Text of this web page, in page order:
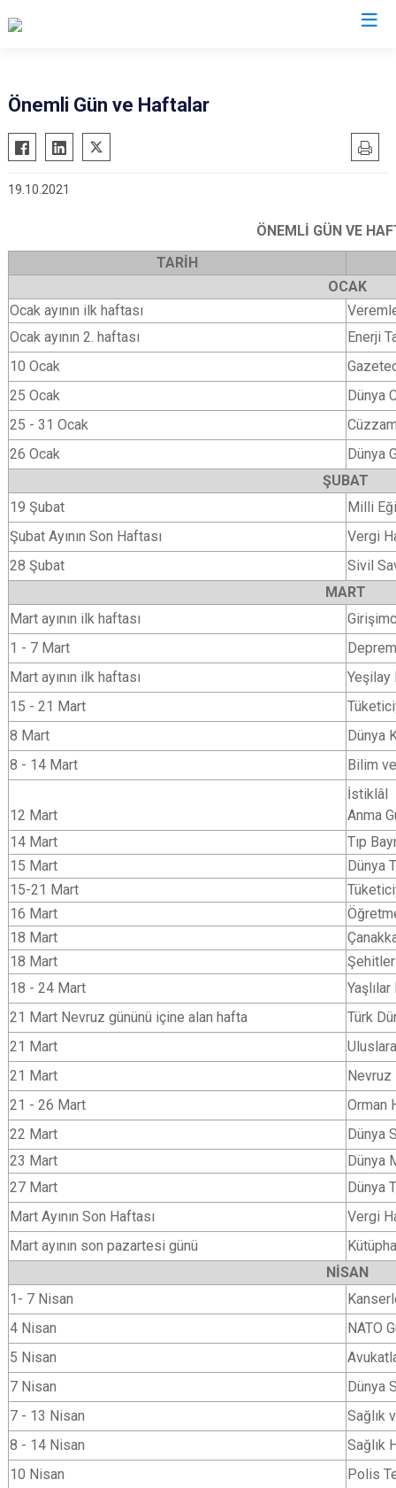
Akyazı
Ferizli
Geyve
Karapürçek
Karasu
Kaynarca
Kocaali
Adapazarı
Arifiye
Erenler
Önemli Gün ve Haftalar
19.10.2021
ÖNEMLİ GÜN VE
TARİH
OCAK
Ocak ayının ilk haftası
Ocak ayının 2. haftası
Enerji
10 Ocak
25 Ocak
Dünya
25 - 31 Ocak
26 Ocak
Dünya
ŞUBAT
19 Şubat
Milli
Şubat Ayının Son Haftası
Vergi
28 Şubat
Sivil
MART
Mart ayının ilk haftası
1 - 7 Mart
Mart ayının ilk haftası
Yeşilay
15 - 21 Mart
8 Mart
Dünya
8 - 14 Mart
Bilim
12 Mart
İstiklâl
Anma
14 Mart
Tıp
15 Mart
Dünya
15-21 Mart
16 Mart
18 Mart
18 Mart
Şehitler
18 - 24 Mart
21 Mart Nevruz gününü içine alan hafta
Türk
21 Mart
21 Mart
Nevruz
21 - 26 Mart
Orman
22 Mart
Dünya
23 Mart
Dünya
27 Mart
Dünya
Mart Ayının Son Haftası
Vergi
Mart ayının son pazartesi günü
NİSAN
1- 7 Nisan
4 Nisan
NATO
5 Nisan
7 Nisan
Dünya
7 - 13 Nisan
Sağlık
8 - 14 Nisan
Sağlık
10 Nisan
Polis